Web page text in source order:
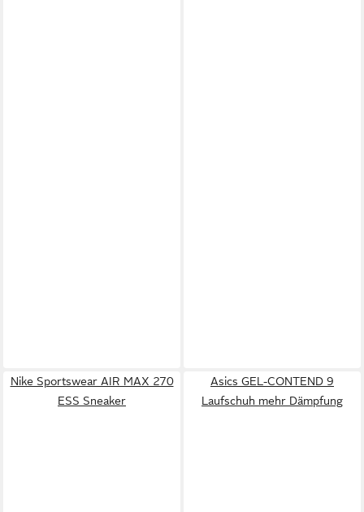
Nike Sportswear AIR MAX 270
ESS Sneaker
Asics GEL-CONTEND 9
Laufschuh mehr Dämpfung